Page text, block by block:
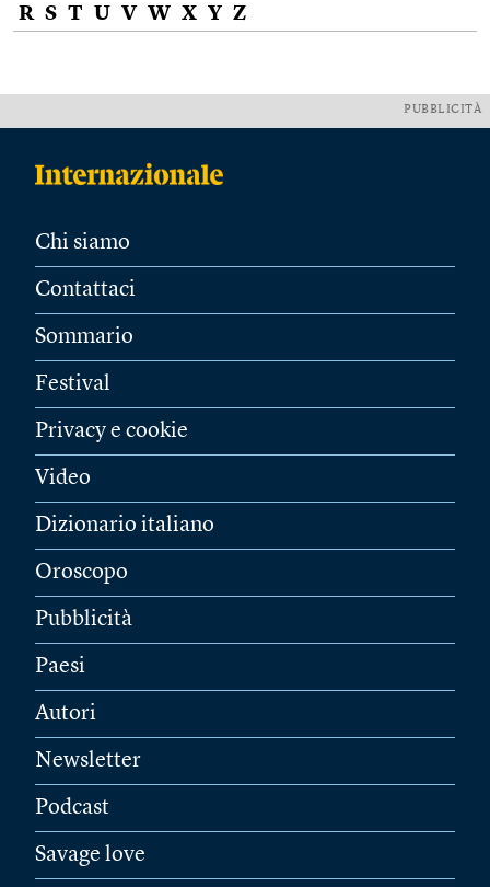
R S T U V W X Y Z
PUBBLICITÀ
Chi siamo
Contattaci
Sommario
Festival
Privacy e cookie
Video
Dizionario italiano
Oroscopo
Pubblicità
Paesi
Autori
Newsletter
Podcast
Savage love